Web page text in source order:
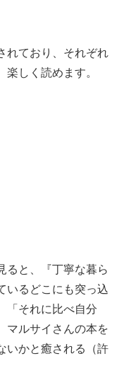
れており、それぞれ
しく読めます。
ると、『丁寧な暮ら
いるどこにも突っ込
「それに比べ自分
マルサイさんの本を
いかと癒される（許